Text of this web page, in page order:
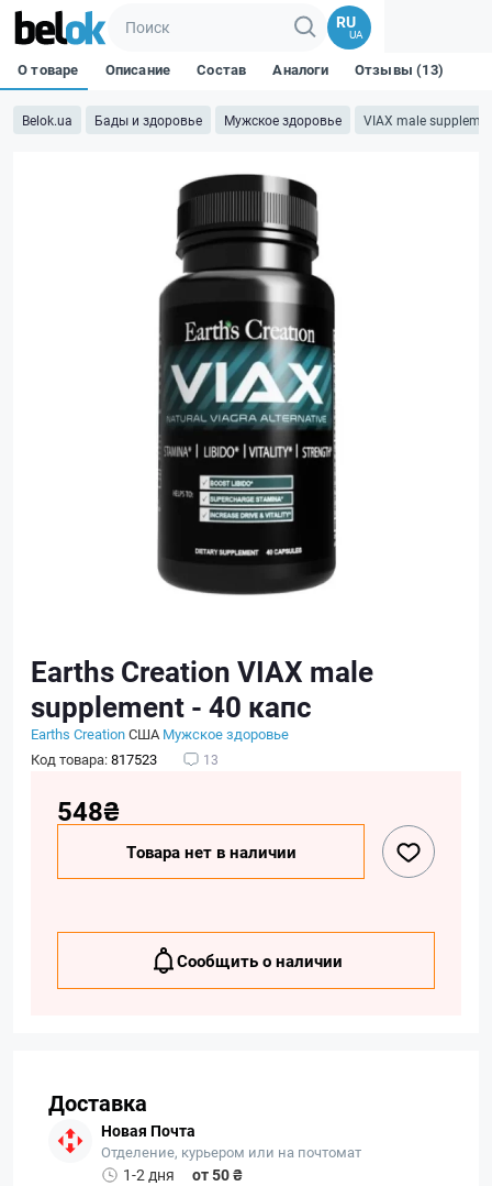
RU
UA
Belok.ua Бады и здоровье Мужское здоровье VIAX male
О товаре Описание Состав Аналоги Отзывы (13)
Earths Creation VIAX male
supplement - 40 капс
Earths CreationСША Мужское здоровье
Код товара:817523 13
548₴
Товара нет в наличии
Сообщить о наличии
Доставка
Новая Почта
Отделение, курьером или на почтомат
1-2 дня
от 50 ₴